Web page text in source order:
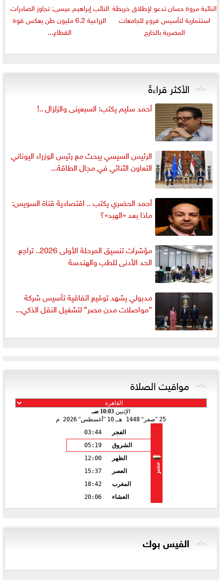
النائبة مروة حسان تدعو لإطلاق خريطة
استثمارية لتأسيس فروع للجامعات
المصرية بالخارج
النائب إبراهيم عيسى: تجاوز الصادرات
الزراعية 6.2 مليون طن يعكس قوة
القطاع...
الأكثر قراءةً
أحمد سليم يكتب: السبعينى والزلزال ..!
الرئيس السيسي يبحث مع رئيس الوزراء اليوناني
التعاون الثنائي في مجال الطاقة...
أحمد الحضري يكتب .. اقتصادية قناة السويس:
ماذا بعد «الهبد»؟
مؤشرات تنسيق المرحلة الأولى 2026.. تراجع
الحد الأدنى للطب والهندسة
مدبولي يشهد توقيع اتفاقية تأسيس شركة
”مواصلات مدن مصر” لتشغيل النقل الذكي...
مواقيت الصلاة
الإثنين 10:03 صـ
25 صفر 1448 هـ 10 أغسطس 2026 م
مصر
الفجر
03:44
الشروق
05:19
الظهر
12:00
العصر
15:37
المغرب
18:42
العشاء
20:06
الفيس بوك